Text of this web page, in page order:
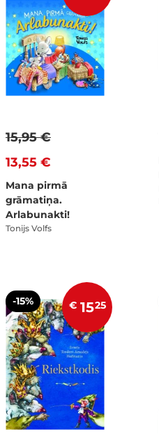
13,55 €
15,95 €
Mana pirmā
grāmatiņa.
Arlabunakti!
Tonijs Volfs
-15% € 1525